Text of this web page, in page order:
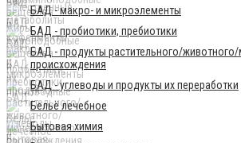
БАД - макро- и микроэлементы
БАД - пробиотики, пребиотики
БАД - продукты растительного/
происхождения
БАД - углеводы и продукты их переработки
Бельё лечебное
Бытовая химия